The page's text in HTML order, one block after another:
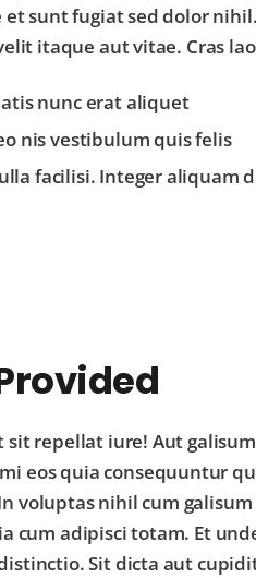
sunt fugiat sed dolor
itaque aut vitae. Cras
nunc erat aliquet
nis vestibulum quis felis
facilisi. Integer aliquam
sit repellat iure! Aut
eos quia consequuntur
voluptas nihil cum
cum adipisci totam. Et
Sit dicta aut